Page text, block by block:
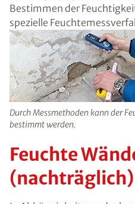
vorzubeugen. In jedem Fall
zunächst die konkrete
festgestellt und zeitnahe
Sobald die
können entsprechende
werden, um das Gebäude
effektiv vor weiteren
schützen.
der Wand
Unangenehme und